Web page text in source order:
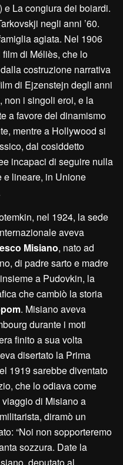
La congiura dei boiardi.
negli anni ’60.
agiata. Nel 1906
di Méliès, che lo
costruzione narrativa
di Ejzenstejn degli anni
non i singoli eroi, e la
a favore del dinamismo
mentre a Hollywood si
dal cosiddetto
incapaci di seguire nulla
e lineare, in Unione
nel 1924, la sede
aveva
Misiano, nato ad
di padre sarto e madre
a Pudovkin, la
che cambiò la storia
. Misiano aveva
durante i moti
finito a sua volta
disertato la Prima
1919 sarebbe diventato
che lo odiava come
di Misiano a
diramò un
“Noi non sopporteremo
sozzura. Date la
deputato al